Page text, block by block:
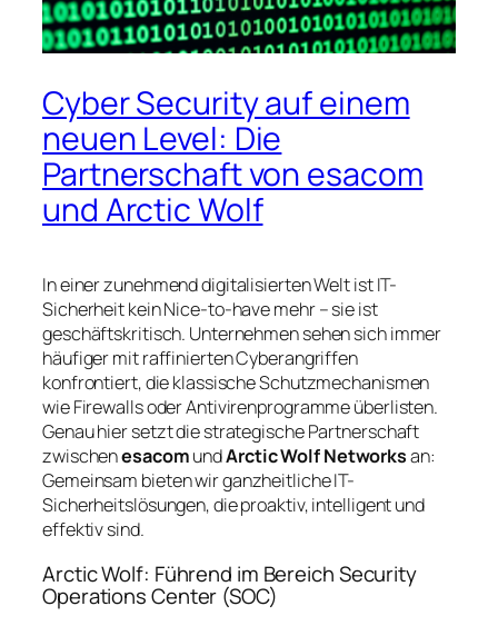
Cyber Security auf einem
neuen Level: Die
Partnerschaft von esacom
und Arctic Wolf
In einer zunehmend digitalisierten Welt ist IT-
Sicherheit kein Nice-to-have mehr – sie ist
geschäftskritisch. Unternehmen sehen sich immer
häufiger mit raffinierten Cyberangriffen
konfrontiert, die klassische Schutzmechanismen
wie Firewalls oder Antivirenprogramme überlisten.
Genau hier setzt die strategische Partnerschaft
zwischenesacomundArctic Wolf Networksan:
Gemeinsam bieten wir ganzheitliche IT-
Sicherheitslösungen, die proaktiv, intelligent und
effektiv sind.
Arctic Wolf: Führend im Bereich Security
Operations Center (SOC)